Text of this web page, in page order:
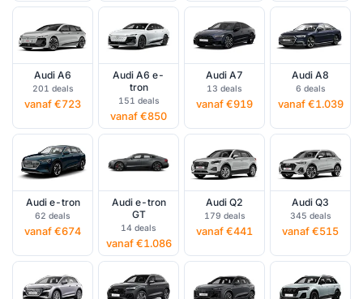
Audi A6
201 deals
vanaf €723
Audi A6 e-
tron
151 deals
vanaf €850
Audi A7
13 deals
vanaf €919
Audi A8
6 deals
vanaf €1.039
Audi e-tron
62 deals
vanaf €674
Audi e-tron
GT
14 deals
vanaf €1.086
Audi Q2
179 deals
vanaf €441
Audi Q3
345 deals
vanaf €515